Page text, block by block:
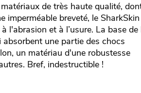
de très haute qualité,
imperméable breveté, le SharkSkin
l'abrasion et à l’usure. La base de
une partie des chocs
un matériau d'une robustesse
Bref, indestructible !